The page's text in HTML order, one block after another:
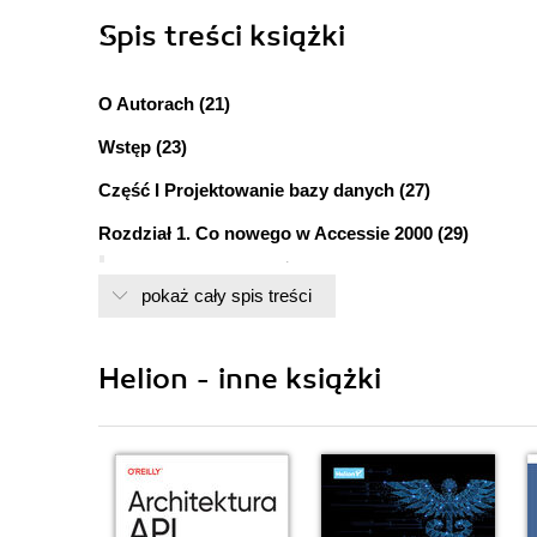
Spis treści książki
O Autorach (21)
Wstęp (23)
Część I Projektowanie bazy danych (27)
Rozdział 1. Co nowego w Accessie 2000 (29)
Zmiany interfejsu użytkownika (30)
Zmiany w VBE (30)
Strony dostępu do danych w trybie offline (32)
Modyfikacja wsadowa (34)
Ochrona projektów Accessa za pomocą hasła
Inne własności Accessa 2002 (34)
pokaż cały spis treści
Helion - inne książki